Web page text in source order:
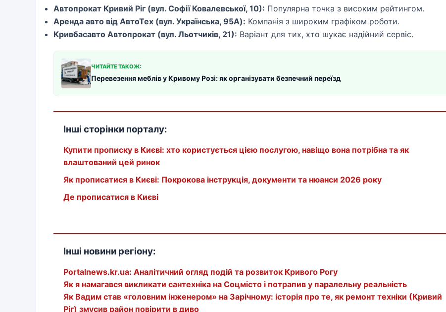
Автопрокат Кривий Ріг (вул. Софії Ковалевської, 10): Популярна точка з високим рейтингом.
Аренда авто від АвтоТех (вул. Українська, 95A): Компанія з широким графіком роботи.
Кривбасавто Автопрокат (вул. Льотчиків, 21): Варіант для тих, хто шукає надійний сервіс.
ЧИТАЙТЕ ТАКОЖ:
Перевезення меблів у Кривому Розі: як організувати безпечний переїзд
Інші сторінки порталу:
Купити прописку в Києві: хто користується цією послугою, навіщо вона потрібна та як
влаштований цей ринок
Як прописатися в Києві: Покрокова інструкція, документи та нюанси 2026 року
Де прописатися в Києві
Інші новини регіону:
Portalnews.kr.ua: Аналітичний огляд подій та розвиток Кривого Рогу
Як я намагався викликати сантехніка на Соцмісто і потрапив у паралельну реальність
Як Вадим став «головним інженером» на Зарічному: історія про те, як ремонт техніки (Кривий
Ріг) змусив район повірити в диво